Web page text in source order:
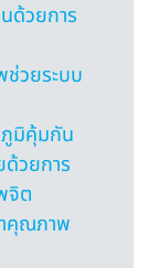
ด้วยการ
ช่วยระบบ
ภูมิคุ้มกัน
ด้วยการ
จิต
คุณภาพ